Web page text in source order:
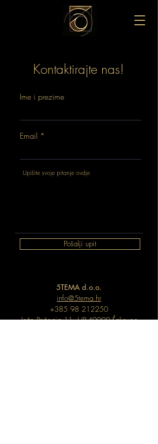
Kontaktirajte nas!
Ime i prezime
Email
Pošalji upit
5TEMA d.o.o.
info@5tema.hr
+385 98 212250
Jože Požgaja 11, HR-40000 Čakovec